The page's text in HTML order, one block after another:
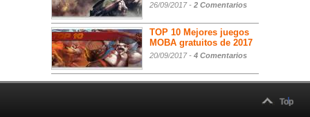
26/09/2017 - 2 Comentarios
TOP 10 Mejores juegos
MOBA gratuitos de 2017
20/09/2017 - 4 Comentarios
Top